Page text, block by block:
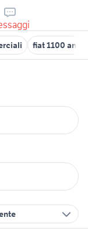
fiat 1100 anni